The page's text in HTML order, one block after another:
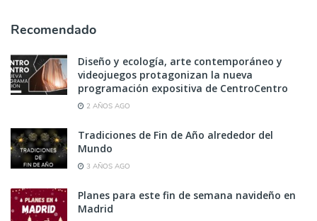
Recomendado
Diseño y ecología, arte contemporáneo y
videojuegos protagonizan la nueva
programación expositiva de CentroCentro
2 AÑOS AGO
Tradiciones de Fin de Año alrededor del
Mundo
3 AÑOS AGO
Planes para este fin de semana navideño en
Madrid